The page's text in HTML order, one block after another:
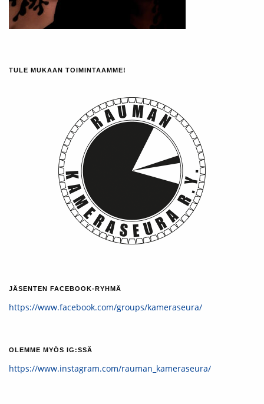
TULE MUKAAN TOIMINTAAMME!
JÄSENTEN FACEBOOK-RYHMÄ
https://www.facebook.com/groups/kameraseura/
OLEMME MYÖS IG:SSÄ
https://www.instagram.com/rauman_kameraseura/